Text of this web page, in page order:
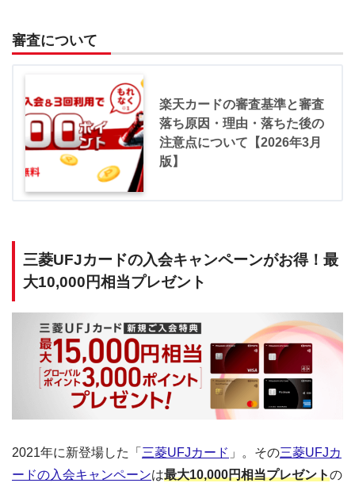
審査について
楽天カードの審査基準と審査
落ち原因・理由・落ちた後の
注意点について【2026年3月
版】
三菱UFJカードの入会キャンペーンがお得！最
大10,000円相当プレゼント
2021年に新登場した「 三菱UFJカード 」。その三菱UFJカ
ードの入会キャンペーンは最大10,000円相当プレゼントの